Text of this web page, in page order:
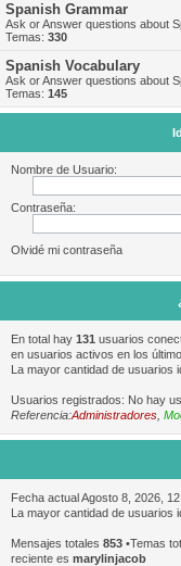
Spanish Grammar
Ask or Answer questions about
Temas: 330
Spanish Vocabulary
Ask or Answer questions about
Temas: 145
Nombre de Usuario:
Contraseña:
Olvidé mi contraseña
En total hay 131 usuarios
en usuarios activos en los
La mayor cantidad de usuarios
Usuarios registrados: No hay
Referencia:Administradores
Fecha actual Agosto 8, 2026,
La mayor cantidad de usuarios
Mensajes totales 853 •Temas
reciente es marylinjacob